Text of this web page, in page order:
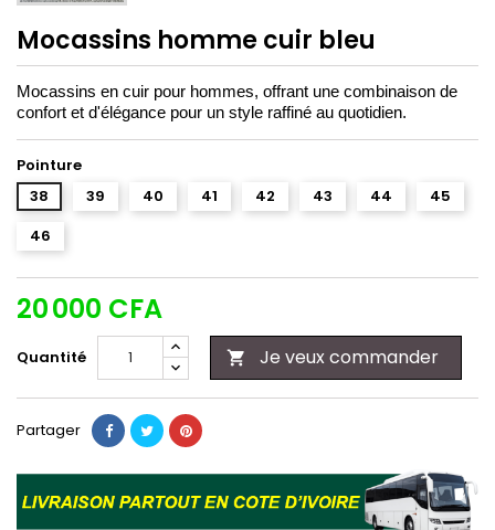
Mocassins homme cuir bleu
Mocassins en cuir pour hommes, offrant une combinaison de
confort et d'élégance pour un style raffiné au quotidien.
Pointure
38
39 40 41 42 43 44
45
46
20 000 CFA
Quantité  Je veux commander
Partager